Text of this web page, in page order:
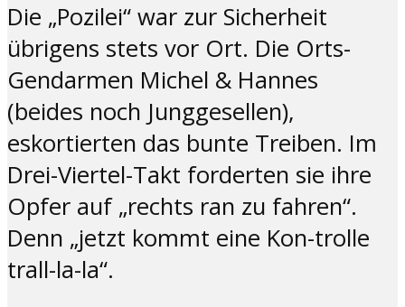
Die „Pozilei“ war zur Sicherheit
übrigens stets vor Ort. Die Orts-
Gendarmen Michel & Hannes
(beides noch Junggesellen),
eskortierten das bunte Treiben. Im
Drei-Viertel-Takt forderten sie ihre
Opfer auf „rechts ran zu fahren“.
Denn „jetzt kommt eine Kon-trolle
trall-la-la“.